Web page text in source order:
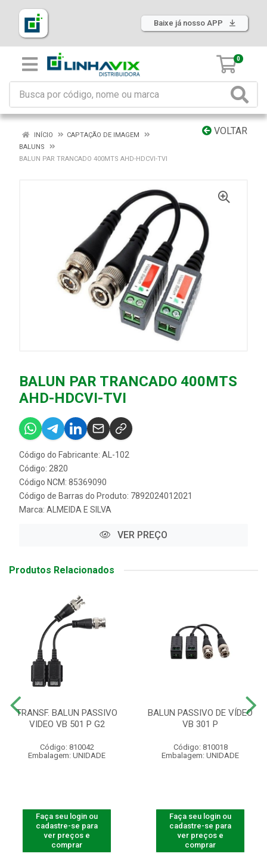
Baixe já nosso APP
0
VOLTAR
INÍCIO
CAPTAÇÃO DE IMAGEM
BALUNS
BALUN PAR TRANCADO 400MTS AHD-HDCVI-TVI
BALUN PAR TRANCADO 400MTS
AHD-HDCVI-TVI
Código do Fabricante: AL-102
Código: 2820
Código NCM: 85369090
Código de Barras do Produto: 7892024012021
Marca: ALMEIDA E SILVA
VER PREÇO
Produtos Relacionados
TRANSF. BALUN PASSIVO
VIDEO VB 501 P G2
Código: 810042
Embalagem: UNIDADE
Faça seu login ou
cadastre-se para
ver preços e
comprar
BALUN PASSIVO DE VÍDEO
VB 301 P
Código: 810018
Embalagem: UNIDADE
Faça seu login ou
cadastre-se para
ver preços e
comprar